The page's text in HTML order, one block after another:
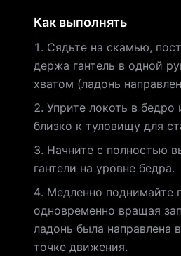
Как выполнять
Сядьте на скамью,
держа гантель в одной
хватом (ладонь
Уприте локоть в бедро
близко к туловищу для
Начните с полностью
гантели на уровне бедра.
Медленно поднимайте
одновременно вращая
ладонь была направлена
точке движения.